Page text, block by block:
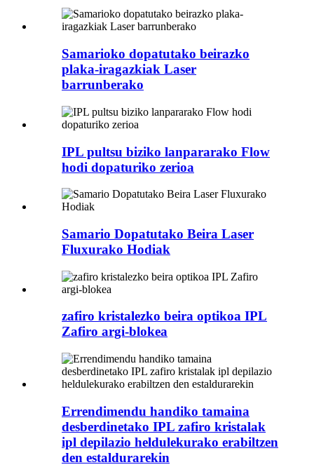
Samarioko dopatutako beirazko
plaka-iragazkiak Laser
barrunberako
IPL pultsu biziko lanpararako Flow
hodi dopaturiko zerioa
Samario Dopatutako Beira Laser
Fluxurako Hodiak
zafiro kristalezko beira optikoa IPL
Zafiro argi-blokea
Errendimendu handiko tamaina
desberdinetako IPL zafiro kristalak
ipl depilazio heldulekurako erabiltzen
den estaldurarekin